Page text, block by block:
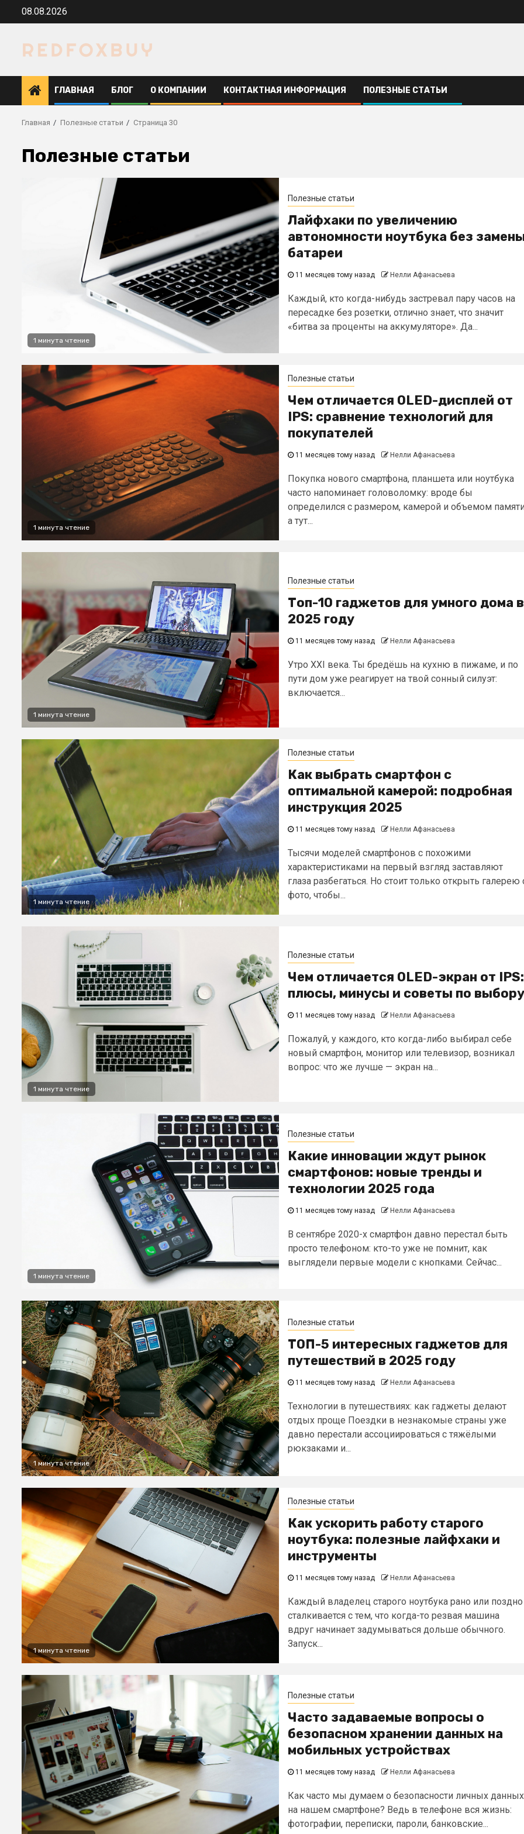
Перейти08.08.2026
ГЛАВНАЯ БЛОГ О КОМПАНИИ КОНТАКТНАЯ ИНФОРМАЦИЯ ПОЛЕЗНЫЕ СТАТЬИ
Главная Полезные статьи Страница 30
Полезные статьи
1 минута чтение
Полезные статьи
Лайфхаки по увеличению
автономности ноутбука без
батареи
11 месяцев тому назад Нелли Афанасьева
Каждый, кто когда-нибудь застревал пару часов на
пересадке без розетки, отлично знает, что значит
«битва за проценты на аккумуляторе». Да...
1 минута чтение
Полезные статьи
Чем отличается OLED-дисплей от
IPS: сравнение технологий для
покупателей
11 месяцев тому назад Нелли Афанасьева
Покупка нового смартфона, планшета или ноутбука
часто напоминает головоломку: вроде бы
определился с размером, камерой и объемом
а тут...
1 минута чтение
Полезные статьи
Топ-10 гаджетов для умного дома в
2025 году
11 месяцев тому назад Нелли Афанасьева
Утро XXI века. Ты бредёшь на кухню в пижаме, и по
пути дом уже реагирует на твой сонный силуэт:
включается...
1 минута чтение
Полезные статьи
Как выбрать смартфон с
оптимальной камерой: подробная
инструкция 2025
11 месяцев тому назад Нелли Афанасьева
Тысячи моделей смартфонов с похожими
характеристиками на первый взгляд заставляют
глаза разбегаться. Но стоит только открыть галерею
фото, чтобы...
1 минута чтение
Полезные статьи
Чем отличается OLED-экран от IPS:
плюсы, минусы и советы по выбору
11 месяцев тому назад Нелли Афанасьева
Пожалуй, у каждого, кто когда-либо выбирал себе
новый смартфон, монитор или телевизор, возникал
вопрос: что же лучше — экран на...
1 минута чтение
Полезные статьи
Какие инновации ждут рынок
смартфонов: новые тренды и
технологии 2025 года
11 месяцев тому назад Нелли Афанасьева
В сентябре 2020-х смартфон давно перестал быть
просто телефоном: кто-то уже не помнит, как
выглядели первые модели с кнопками. Сейчас...
1 минута чтение
Полезные статьи
ТОП-5 интересных гаджетов для
путешествий в 2025 году
11 месяцев тому назад Нелли Афанасьева
Технологии в путешествиях: как гаджеты делают
отдых проще Поездки в незнакомые страны уже
давно перестали ассоциироваться с тяжёлыми
рюкзаками и...
1 минута чтение
Полезные статьи
Как ускорить работу старого
ноутбука: полезные лайфхаки и
инструменты
11 месяцев тому назад Нелли Афанасьева
Каждый владелец старого ноутбука рано или поздно
сталкивается с тем, что когда-то резвая машина
вдруг начинает задумываться дольше обычного.
Запуск...
Полезные статьи
Часто задаваемые вопросы о
безопасном хранении данных на
мобильных устройствах
11 месяцев тому назад Нелли Афанасьева
Как часто мы думаем о безопасности личных данных
на нашем смартфоне? Ведь в телефоне вся жизнь:
фотографии, переписки, пароли, банковские...